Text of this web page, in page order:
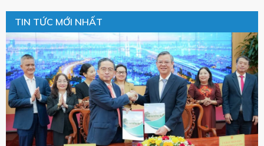
TIN TỨC MỚI NHẤT